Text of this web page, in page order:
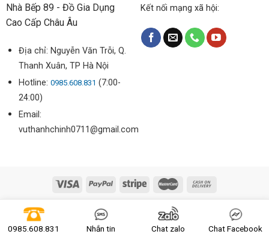
Nhà Bếp 89 - Đồ Gia Dụng
Cao Cấp Châu Âu
Địa chỉ: Nguyễn Văn Trỗi, Q.
Thanh Xuân, TP Hà Nội
Hotline: 0985.608.831 (7:00-
24:00)
Email:
vuthanhchinh0711@gmail.com
Kết nối mạng xã hội:
0985.608.831 Nhắn tin Chat zalo Chat Facebook